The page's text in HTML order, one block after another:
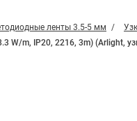
ленты 3.5-5 мм
W/m, IP20, 2216, 3m) (Arlight,